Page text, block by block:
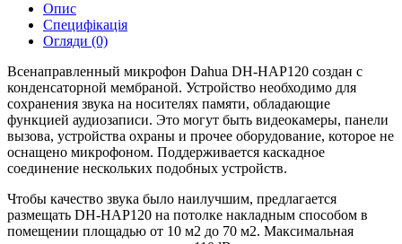
Опис
Специфікація
Огляди (0)
Всенаправленный микрофон Dahua DH-HAP120 создан с
конденсаторной мембраной. Устройство необходимо для
сохранения звука на носителях памяти, обладающие
функцией аудиозаписи. Это могут быть видеокамеры, панели
вызова, устройства охраны и прочее оборудование, которое не
оснащено микрофоном. Поддерживается каскадное
соединение нескольких подобных устройств.
Чтобы качество звука было наилучшим, предлагается
размещать DH-HAP120 на потолке накладным способом в
помещении площадью от 10 м2 до 70 м2. Максимальная